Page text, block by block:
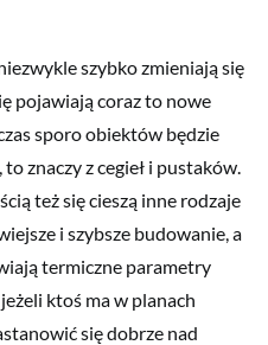
szybko zmieniają się
pojawiają coraz to nowe
sporo obiektów będzie
znaczy z cegieł i pustaków.
też się cieszą inne rodzaje
i szybsze budowanie, a
termiczne parametry
ktoś ma w planach
się dobrze nad